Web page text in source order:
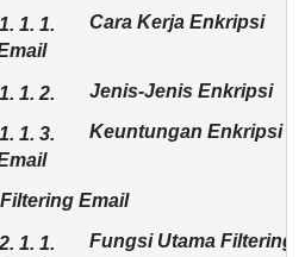
1. 1.
Cara Kerja Enkripsi
1. 2. Jenis-Jenis Enkripsi
1. 3.
Keuntungan Enkripsi
Filtering Email
1. 1.
Fungsi Utama Filtering